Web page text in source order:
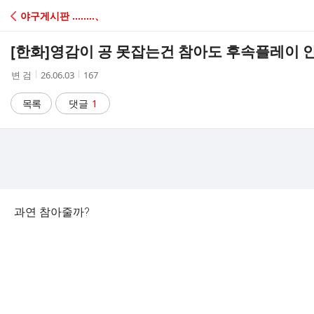
C
A
야구게시판 ‥‥‥‥、
[한화]영감이 공 못잡는건 참아도 후속플레이
작
자
변 검
작
시
간
26.06.03
조
수
167
목록 댓글 1
과연 참아줄까?